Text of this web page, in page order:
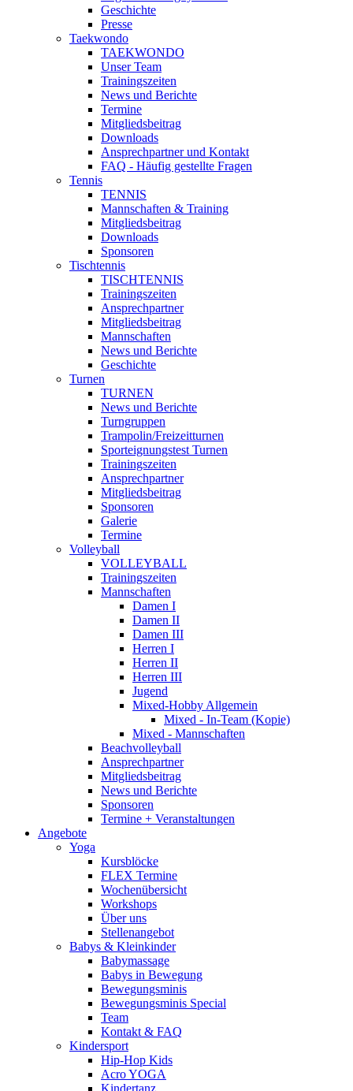
Geschichte
Presse
Taekwondo
TAEKWONDO
Unser Team
Trainingszeiten
News und Berichte
Termine
Mitgliedsbeitrag
Downloads
Ansprechpartner und Kontakt
FAQ - Häufig gestellte Fragen
Tennis
TENNIS
Mannschaften & Training
Mitgliedsbeitrag
Downloads
Sponsoren
Tischtennis
TISCHTENNIS
Trainingszeiten
Ansprechpartner
Mitgliedsbeitrag
Mannschaften
News und Berichte
Geschichte
Turnen
TURNEN
News und Berichte
Turngruppen
Trampolin/Freizeitturnen
Sporteignungstest Turnen
Trainingszeiten
Ansprechpartner
Mitgliedsbeitrag
Sponsoren
Galerie
Termine
Volleyball
VOLLEYBALL
Trainingszeiten
Mannschaften
Damen I
Damen II
Damen III
Herren I
Herren II
Herren III
Jugend
Mixed-Hobby Allgemein
Mixed - In-Team (Kopie)
Mixed - Mannschaften
Beachvolleyball
Ansprechpartner
Mitgliedsbeitrag
News und Berichte
Sponsoren
Termine + Veranstaltungen
Angebote
Yoga
Kursblöcke
FLEX Termine
Wochenübersicht
Workshops
Über uns
Stellenangebot
Babys & Kleinkinder
Babymassage
Babys in Bewegung
Bewegungsminis
Bewegungsminis Special
Team
Kontakt & FAQ
Kindersport
Hip-Hop Kids
Acro YOGA
Kindertanz